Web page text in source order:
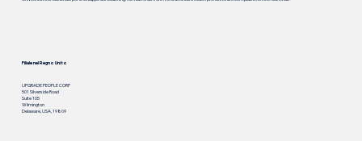
Filiale nel Regno Unito
UPGRADE PEOPLE CORP
501 Silverside Road
Suite 105
Wilmington
Delaware, USA, 19809